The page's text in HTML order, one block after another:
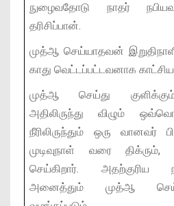
நுழைவதோடு நாதர்
தரிசிப்பான்.
முத்ஆ செய்யாதவன்
காது வெட்டப்பட்டவனாக
முத்ஆ செய்து
அதிலிருந்து விழும்
நீரிலிருந்தும் ஒரு வானவர்
முடிவுநாள் வரை
செய்கிறார். அதற்குரிய
அனைத்தும் முத்ஆ